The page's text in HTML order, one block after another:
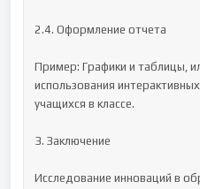
2.4. Оформление отчета
Пример: Графики и таблицы,
использования
учащихся в классе.
3. Заключение
Исследование инноваций в